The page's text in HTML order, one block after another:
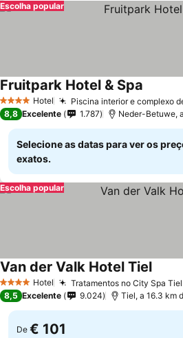
Escolha popular
4 EstrelasHotel Piscina interior e complexo
Fruitpark Hotel & Spa
8,8 Excelente 1.787 Neder-Betuwe,
Selecione as datas para ver os
exatos.
Escolha popular
4 EstrelasHotel Tratamentos no City Spa Tiel
Van der Valk Hotel TielVer
8,5 Excelente 9.024 Tiel, a 16.3 km
De € 101